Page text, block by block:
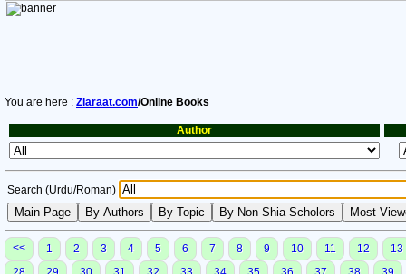
You are here : Ziaraat.com/Online Books
Author
Search (Urdu/Roman)
<< 1 2 3 4 5 6 7 8 9 10 11 12
13